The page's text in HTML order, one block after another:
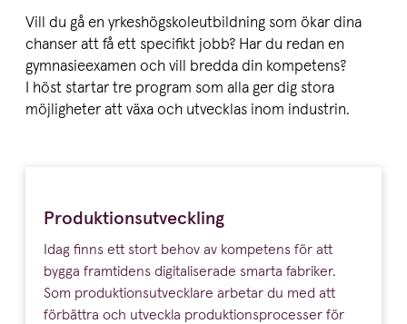
Vill du gå en yrkes­hög­sko­le­ut­bildning som ökar dina
chanser att få ett specifikt jobb? Har du redan en
gymna­si­e­examen och vill bredda din kompetens?
I höst startar tre program som alla ger dig stora
möjligheter att växa och utvecklas inom industrin.
Produktionsutveckling
Idag finns ett stort behov av kompetens för att
bygga framtidens digitaliserade smarta fabriker.
Som produktionsutvecklare arbetar du med att
förbättra och utveckla produktionsprocesser för